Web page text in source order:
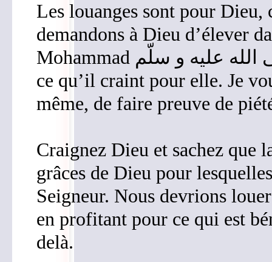
Les louanges sont pour Dieu,
demandons à Dieu d’élever
Mohammad
ce qu’il craint pour elle. Je
même, de faire preuve de
Craignez Dieu et sachez que
grâces de Dieu pour
Seigneur. Nous devrions
en profitant pour ce qui est
delà.